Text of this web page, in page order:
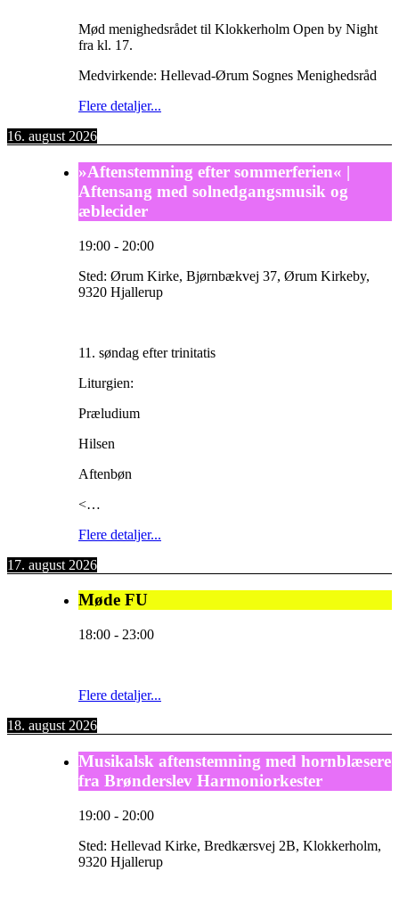
Mød menighedsrådet til Klokkerholm Open by Night
fra kl. 17.
Medvirkende: Hellevad-Ørum Sognes Menighedsråd
Flere detaljer...
16. august 2026
»Aftenstemning efter sommerferien« |
Aftensang med solnedgangsmusik og
æblecider
19:00 - 20:00
Sted: Ørum Kirke, Bjørnbækvej 37, Ørum Kirkeby,
9320 Hjallerup
11. søndag efter trinitatis
Liturgien:
Præludium
Hilsen
Aftenbøn
<…
Flere detaljer...
17. august 2026
Møde FU
18:00 - 23:00
Flere detaljer...
18. august 2026
Musikalsk aftenstemning med hornblæsere
fra Brønderslev Harmoniorkester
19:00 - 20:00
Sted: Hellevad Kirke, Bredkærsvej 2B, Klokkerholm,
9320 Hjallerup